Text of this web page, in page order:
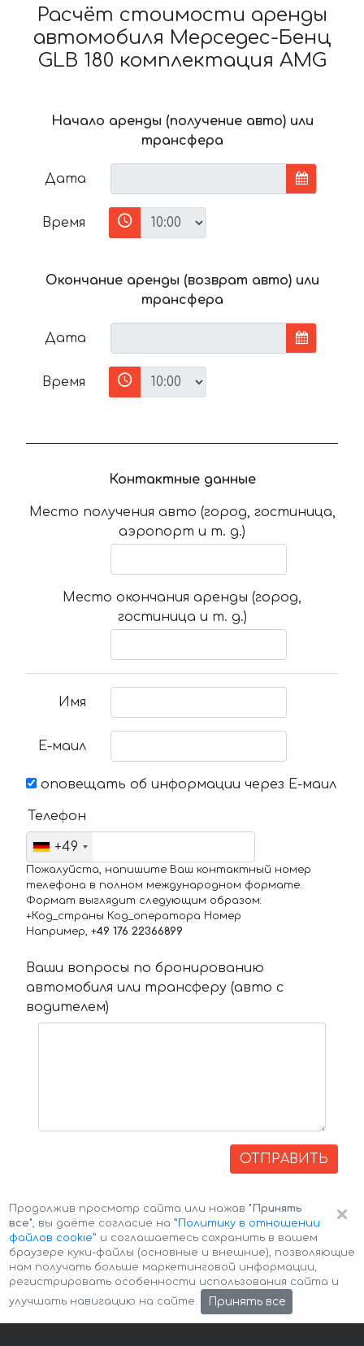
Расчёт стоимости аренды
автомобиля Мерседес-Бенц
GLB 180 комплектация AMG
Начало аренды (получение авто) или
трансфера
Дата
Время
Окончание аренды (возврат авто) или
трансфера
Дата
Время
Контактные данные
Место получения авто (город, гостиница,
аэропорт и т. д.)
Место окончания аренды (город,
гостиница и т. д.)
Имя
Е-маил
оповещать об информации через Е-маил
Телефон
+49
Пожалуйста, напишите Ваш контактный номер
телефона в полном международном формате.
Формат выглядит следующим образом:
+Код_страны Код_оператора Номер
Например, +49 176 22366899
Ваши вопросы по бронированию
автомобиля или трансферу (авто с
водителем)
ОТПРАВИТЬ
Авторские права © 2026 Авто-Аренда Cookie Policy
×
Продолжив просмотр сайта или нажав "Принять
все", вы даёте согласие на ”Политику в отношении
файлов cookie” и соглашаетесь сохранить в вашем
браузере куки-файлы (основные и внешние), позволяющие
нам получать больше маркетинговой информации,
регистрировать особенности использования сайта и
улучшать навигацию на сайте.
Принять все